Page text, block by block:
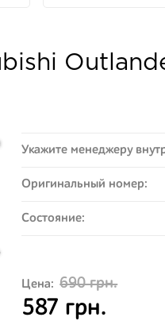
Укажите менеджеру
Оригинальный номер:
Состояние:
Цена: 690 грн.
587 грн.